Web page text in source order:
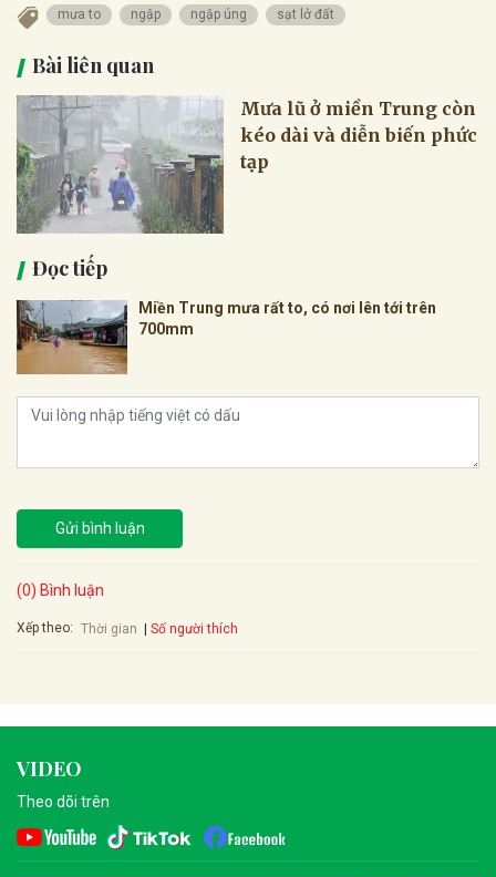
mưa to ngập ngập úng sạt lở đất
Bài liên quan
Mưa lũ ở miền Trung còn
kéo dài và diễn biến phức
tạp
Đọc tiếp
Miền Trung mưa rất to, có nơi lên tới trên
700mm
Gửi bình luận
(0) Bình luận
Xếp theo: Thời gian Số người thích
VIDEO
Theo dõi trên